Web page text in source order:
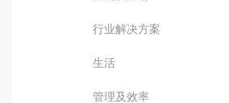
行业解决方案
生活
管理及效率